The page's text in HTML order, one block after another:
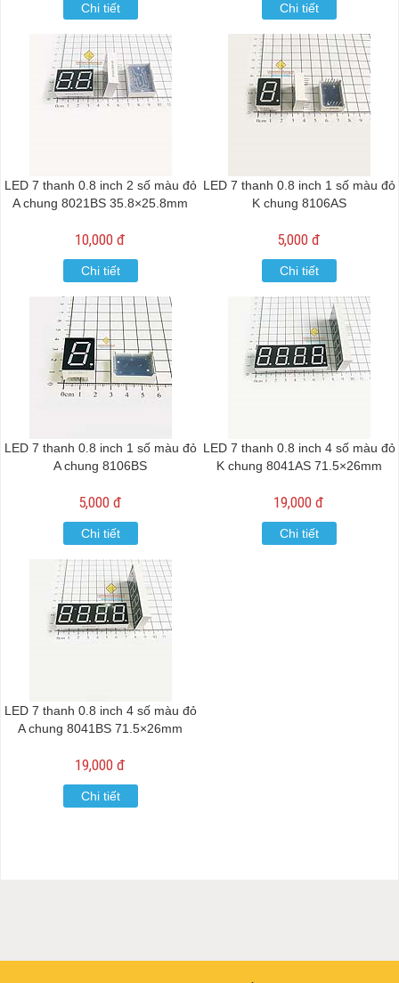
Chi tiết Chi tiết
LED 7 thanh 0.8 inch 2 số màu đỏ
A chung 8021BS 35.8×25.8mm
10,000 đ
Chi tiết
LED 7 thanh 0.8 inch 1 số màu đỏ
K chung 8106AS
5,000 đ
Chi tiết
LED 7 thanh 0.8 inch 1 số màu đỏ
A chung 8106BS
5,000 đ
Chi tiết
LED 7 thanh 0.8 inch 4 số màu đỏ
K chung 8041AS 71.5×26mm
19,000 đ
Chi tiết
LED 7 thanh 0.8 inch 4 số màu đỏ
A chung 8041BS 71.5×26mm
19,000 đ
Chi tiết